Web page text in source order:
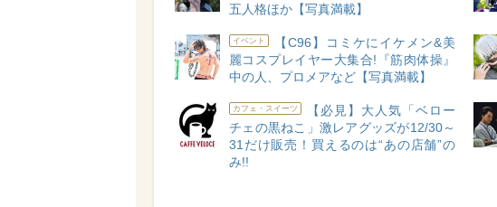
五人格ほか【写真満載】
イベント
【C96】コミケにイケメン&美
麗コスプレイヤー大集合!『筋肉体操』
中の人、プロメアなど【写真満載】
カフェ・スイーツ
【必見】大人気「ベロー
チェの黒ねこ」激レアグッズが12/30～
31だけ販売！買えるのは“あの店舗”の
み!!